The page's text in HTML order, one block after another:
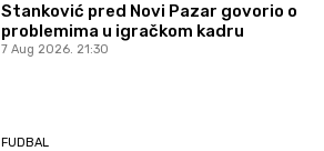
Stanković pred Novi Pazar govorio o
problemima u igračkom kadru
7 Aug 2026. 21:30
FUDBAL